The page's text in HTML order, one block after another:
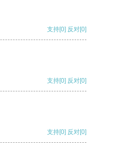
支持[0] 反对[0]
支持[0] 反对[0]
支持[0] 反对[0]